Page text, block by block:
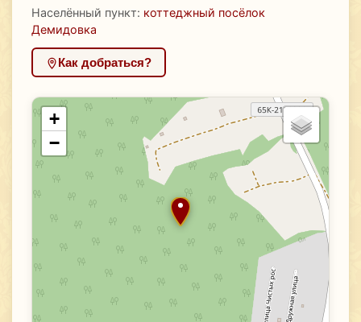
Населённый пункт: коттеджный посёлок
Демидовка
Как добраться?
+
−